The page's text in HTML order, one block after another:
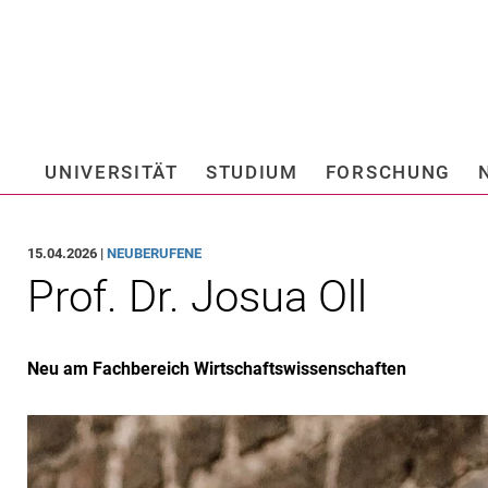
Springe direkt zu:
UNIVERSITÄT STUDIUM FORSCHUNG
15.04.2026 |NEUBERUFENE
Prof. Dr. Josua Oll
Neu am Fachbereich Wirtschaftswissenschaften